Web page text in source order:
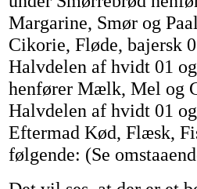
Margarine, Smør og
Cikorie, Fløde, bajersk
Halvdelen af hvidt 01
henfører Mælk, Mel og
Halvdelen af hvidt 01
Eftermad Kød, Flæsk,
følgende: (Se